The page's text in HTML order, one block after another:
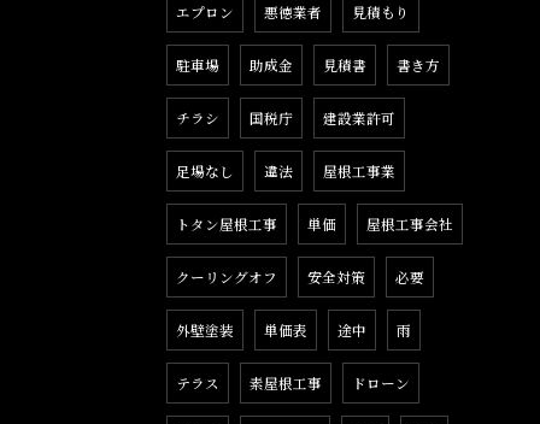
エプロン 悪徳業者 見積もり
駐車場 助成金 見積書 書き方
チラシ 国税庁 建設業許可
足場なし 違法 屋根工事業
トタン屋根工事 単価 屋根工事会社
クーリングオフ 安全対策 必要
外壁塗装 単価表 途中 雨
テラス 素屋根工事 ドローン